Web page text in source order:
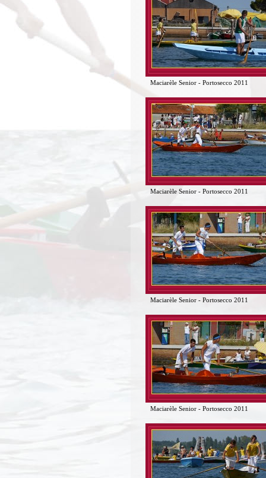
Maciarèle Senior - Portosecco 2011
Maciarèle Senior - Portosecco 2011
Maciarèle Senior - Portosecco 2011
Maciarèle Senior - Portosecco 2011